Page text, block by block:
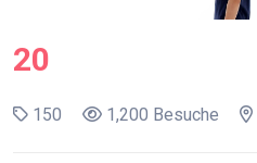
20
150 1,200 Besuche